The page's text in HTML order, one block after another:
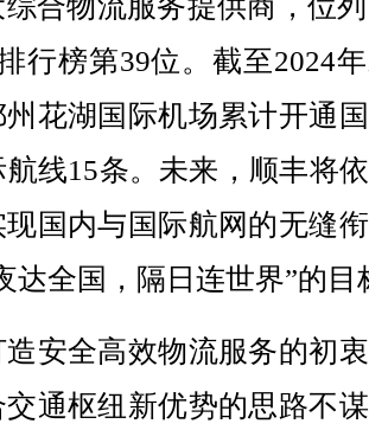
合物流服务提供商，位
行榜第39位。截至2024
花湖国际机场累计开通
航线15条。未来，顺丰将
国内与国际航网的无缝
达全国，隔日连世界”的目
全高效物流服务的初
通枢纽新优势的思路不